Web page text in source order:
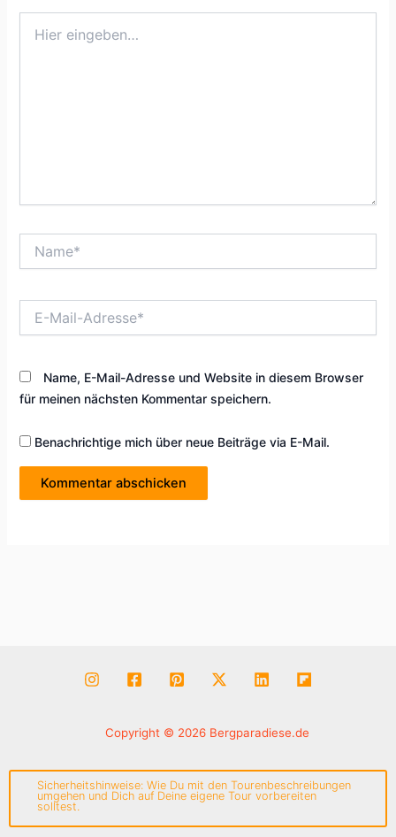
eingeben…
Mail-
Name, E-Mail-Adresse und Website in diesem Browser
für meinen nächsten Kommentar speichern.
Benachrichtige mich über neue Beiträge via E-Mail.
Copyright © 2026 Bergparadiese.de
Sicherheitshinweise: Wie Du mit den Tourenbeschreibungen
umgehen und Dich auf Deine eigene Tour vorbereiten
solltest.